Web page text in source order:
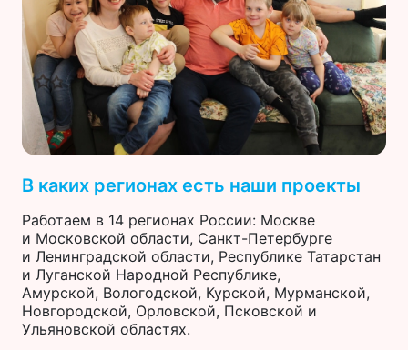
В каких регионах есть наши проекты
Работаем в 14 регионах России: Москве
и Московской области, Санкт-Петербурге
и Ленинградской области, Республике Татарстан
и Луганской Народной Республике,
Амурской, Вологодской, Курской, Мурманской,
Новгородской, Орловской, Псковской и
Ульяновской областях.